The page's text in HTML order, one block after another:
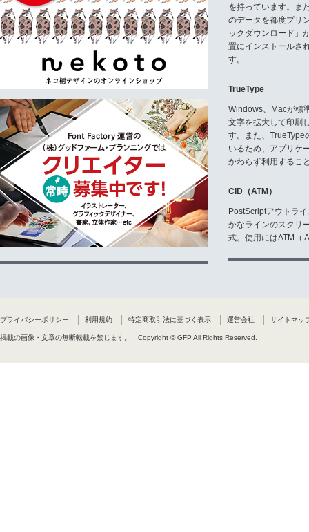
を持っています。ま
のデータを都度プリ
ックダウンロード」
置にインストールさ
す。
TrueType
Windows、Macが標
文字を拡大して印刷
す。また、TrueType
いるため、アプリケ
かわらず利用するこ
CID（ATM）
PostScriptアウトラ
かなラインのスクリ
式。使用にはATM（
プライバシーポリシー 利用規約 特定商取引法に基づく表示 運営会社 サイトマッ
掲載の画像・文章の無断転載を禁じます。 Copyright © GFP All Rights Reserved.